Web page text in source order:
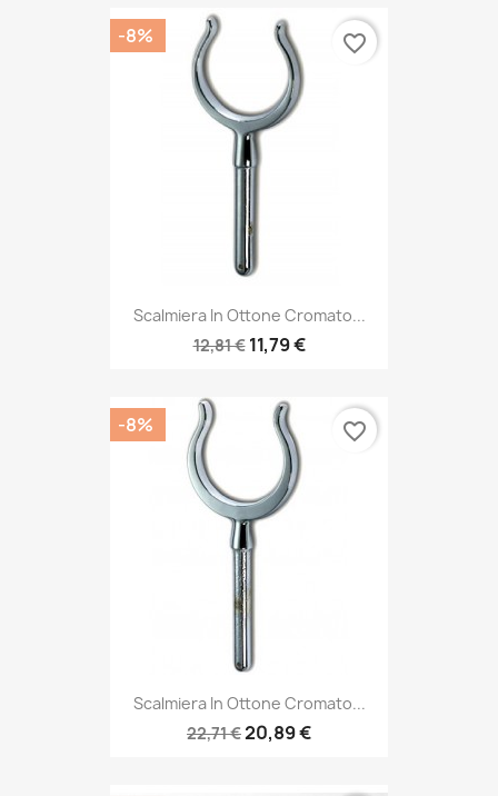
Scalmiera In Ottone Cromato...
12,81 € 11,79 €
-8% favorite_border
Scalmiera In Ottone Cromato...
22,71 €20,89 €
-8% favorite_border